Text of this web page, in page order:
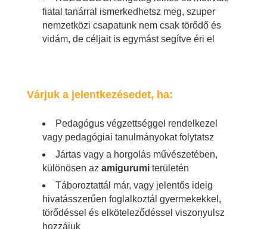
fiatal tanárral ismerkedhetsz meg, szuper
nemzetközi csapatunk nem csak törődő és
vidám, de céljait is egymást segítve éri el
Várjuk a jelentkezésedet, ha:
Pedagógus végzettséggel rendelkezel
vagy pedagógiai tanulmányokat folytatsz
Jártas vagy a horgolás művészetében,
különösen az amigurumi területén
Táboroztattál már, vagy jelentős ideig
hivatásszerűen foglalkoztál gyermekekkel,
törődéssel és elköteleződéssel viszonyulsz
hozzájuk